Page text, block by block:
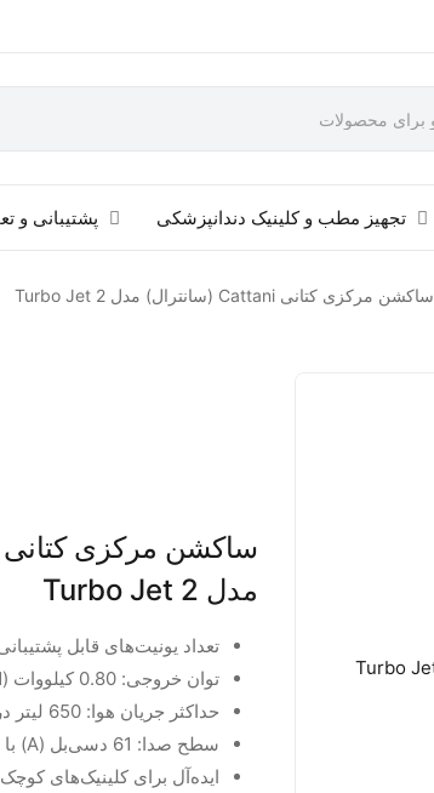
تجهیز مطب و کلینیک دندانپزشکی پشتیبانی و
ساکشن مرکزی کتانی Cattani (سانترال) مدل 2 Turbo Jet
مدل 2 Turbo Jet
تعداد یونیت‌های قابل پشتیبانی: ۲ یونیت به‌صورت
توان خروجی: 0.80 کیلووات (6.1 آمپر، 230 ولت، 50 هرتز)
حداکثر جریان هوا: 650 لیتر در دقیقه
سطح صدا: 61 دسی‌بل (A) با استفاده از کابین صداگیر
ایده‌آل برای کلینیک‌های